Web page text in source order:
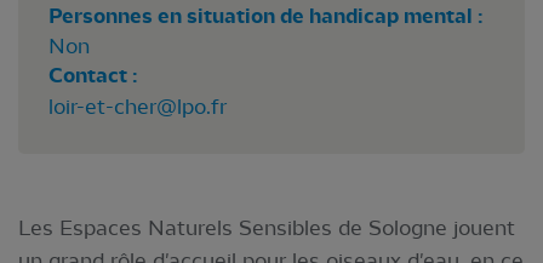
Personnes en situation de handicap mental :
Non
Contact :
loir-et-cher@lpo.fr
Les Espaces Naturels Sensibles de Sologne jouent